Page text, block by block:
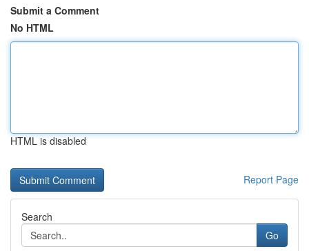
Submit a Comment
No HTML
HTML is disabled
Report Page
Search
Go